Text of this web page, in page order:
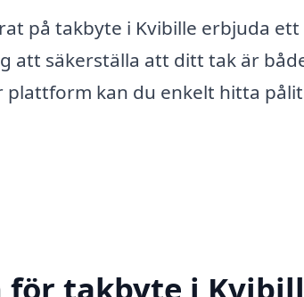
på takbyte i Kvibille erbjuda
att säkerställa att ditt tak är
plattform kan du enkelt hitta